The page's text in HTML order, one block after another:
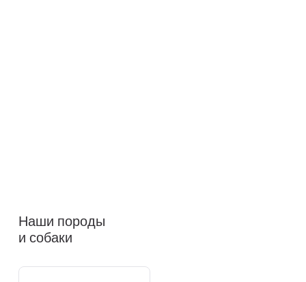
Наши породы
и собаки